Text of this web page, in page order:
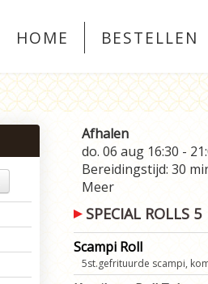
HOME BESTELLEN
Afhalen
do. 06 aug 16:30 -
Bereidingstijd: 30
Meer
SPECIAL ROLLS 5
Scampi Roll
5st.gefrituurde scampi,